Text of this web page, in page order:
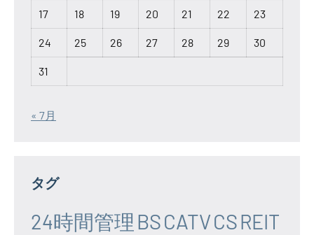
17 18 19 20 21 22 23
24 25 26 27 28 29 30
31
« 7月
タグ
24時間管理 BSCATVCSREIT